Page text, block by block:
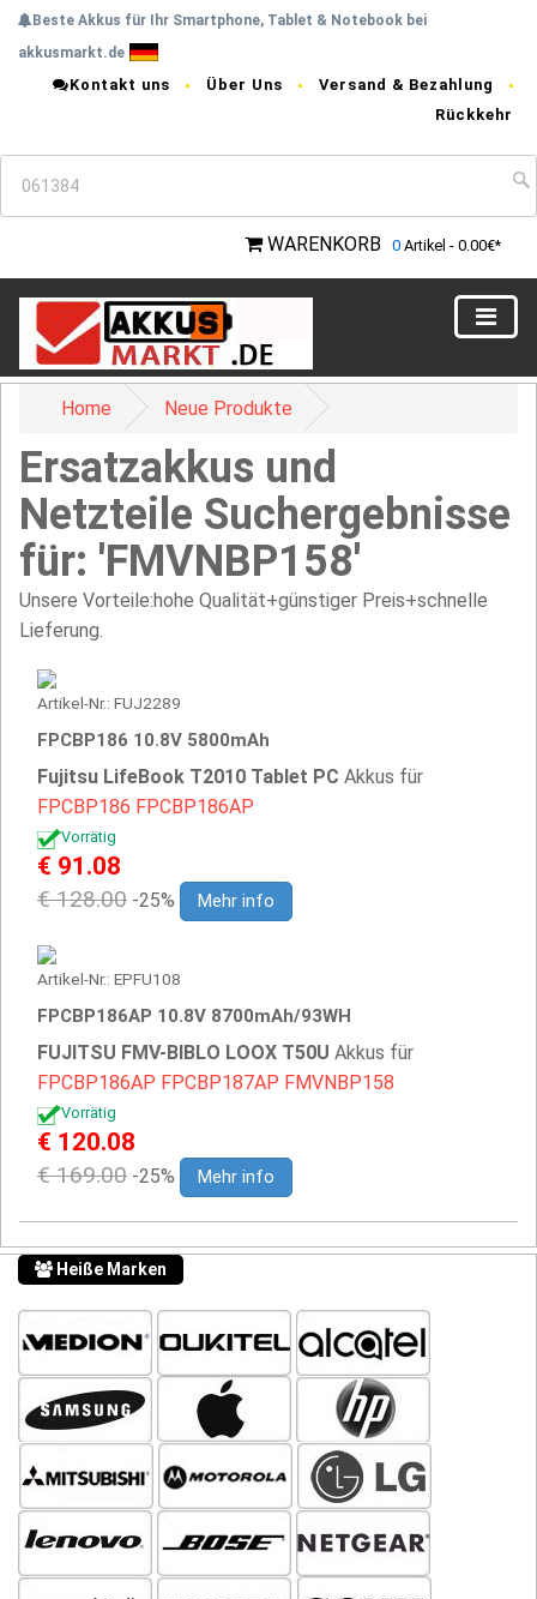
Beste Akkus für Ihr Smartphone, Tablet & Notebook bei
akkusmarkt.de
Kontakt uns Über Uns
Versand & Bezahlung
Rückkehr
WARENKORB 0 Artikel - 0.00€*
Home Neue Produkte
Ersatzakkus und
Netzteile Suchergebnisse
für: 'FMVNBP158'
Unsere Vorteile:hohe Qualität+günstiger Preis+schnelle
Lieferung.
Artikel-Nr.: FUJ2289
FPCBP186 10.8V 5800mAh
Fujitsu LifeBook T2010 Tablet PC Akkus für
FPCBP186 FPCBP186AP
Vorrätig
€ 91.08
€ 128.00 -25% Mehr info
Artikel-Nr.: EPFU108
FPCBP186AP 10.8V 8700mAh/93WH
FUJITSU FMV-BIBLO LOOX T50U Akkus für
FPCBP186AP FPCBP187AP FMVNBP158
Vorrätig
€ 120.08
€ 169.00 -25% Mehr info
Heiße Marken